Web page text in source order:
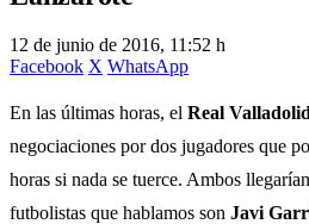
12 de junio de 2016, 11:52 h
Facebook X WhatsApp
En las últimas horas, el Real Valladolid
negociaciones por dos jugadores que
horas si nada se tuerce. Ambos
futbolistas que hablamos son Javi